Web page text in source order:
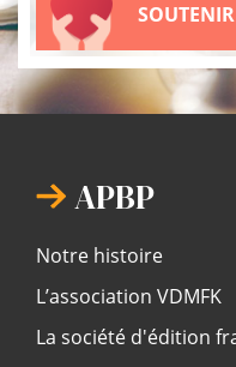
APBP
Notre histoire
L’association VDMFK
La société d'édition